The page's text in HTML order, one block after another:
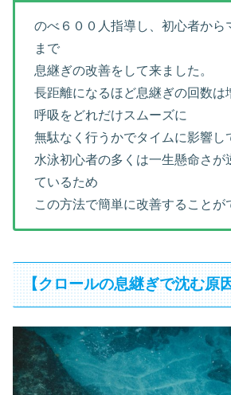
のべ６００人指導し、初心者から
まで
息継ぎの改善をして来ました。
長距離になるほど息継ぎの回数は
呼吸をどれだけスムーズに
無駄なく行うかでタイムに影響し
水泳初心者の多くは一生懸命さが
ているため
この方法で簡単に改善することが
【クロールの息継ぎで沈む原